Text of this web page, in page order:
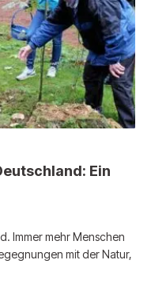
Ein
Immer mehr Menschen
mit der Natur,